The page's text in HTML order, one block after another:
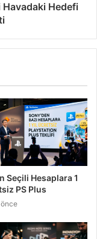
Havadaki Hedefi
Seçili Hesaplara 1
PS Plus